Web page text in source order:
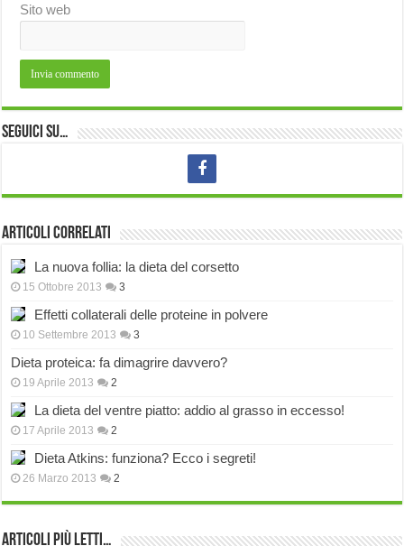
Sito web
Seguici su…
Articoli correlati
La nuova follia: la dieta del corsetto
15 Ottobre 2013 3
Effetti collaterali delle proteine in polvere
10 Settembre 2013 3
Dieta proteica: fa dimagrire davvero?
19 Aprile 2013 2
La dieta del ventre piatto: addio al grasso in eccesso!
17 Aprile 2013 2
Dieta Atkins: funziona? Ecco i segreti!
26 Marzo 2013 2
Articoli più Letti…